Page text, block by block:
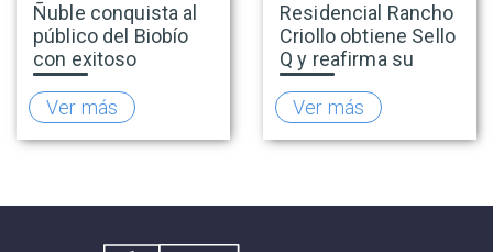
Ñuble conquista al
público del Biobío
con exitoso
lanzamiento de la
temporada de
invierno 2026
Ver más
Residencial Rancho
Criollo obtiene Sello
Q y reafirma su
compromiso con la
calidad turística
Ver más